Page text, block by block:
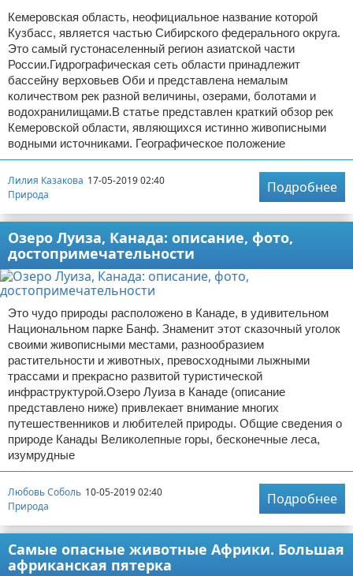
Кемеровская область, неофициальное название которой
Кузбасс, является частью Сибирского федерального округа.
Это самый густонаселенный регион азиатской части
России.Гидрографическая сеть области принадлежит
бассейну верховьев Оби и представлена немалым
количеством рек разной величины, озерами, болотами и
водохранилищами.В статье представлен краткий обзор рек
Кемеровской области, являющихся истинно живописными
водными источниками. Географическое положение
Лилия Казакова 17-05-2019 02:40
Природа
Подробнее
Озеро Луиза, Канада: описание, фото,
достопримечательности
Это чудо природы расположено в Канаде, в удивительном
Национальном парке Банф. Знаменит этот сказочный уголок
своими живописными местами, разнообразием
растительности и животных, превосходными лыжными
трассами и прекрасно развитой туристической
инфраструктурой.Озеро Луиза в Канаде (описание
представлено ниже) привлекает внимание многих
путешественников и любителей природы. Общие сведения о
природе Канады Великолепные горы, бесконечные леса,
изумрудные
Любовь Соболь 10-05-2019 02:40
Природа
Подробнее
Самые опасные животные Африки. Большая
африканская пятерка